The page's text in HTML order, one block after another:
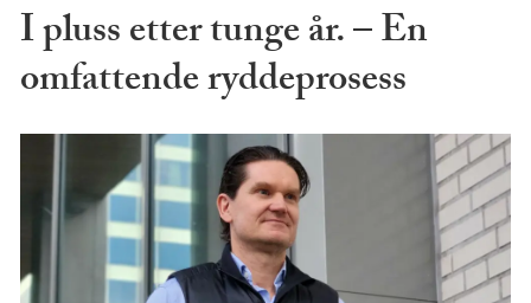
I pluss etter tunge år. – En
omfattende ryddeprosess